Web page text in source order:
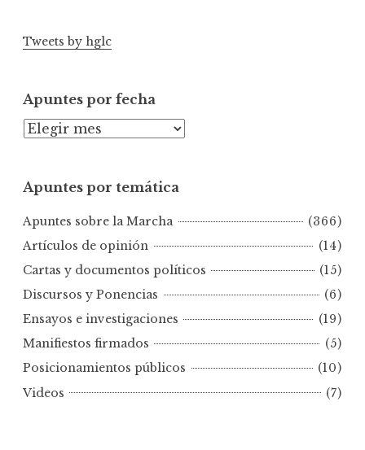
Tweets by hglc
Apuntes por fecha
A
n
e
s
p
f
e
c
a
Apuntes por temática
Apuntes sobre la Marcha
(366)
Artículos de opinión
(14)
Cartas y documentos políticos
(15)
Discursos y Ponencias
(6)
Ensayos e investigaciones
(19)
Manifiestos firmados
(5)
Posicionamientos públicos
(10)
Videos
(7)